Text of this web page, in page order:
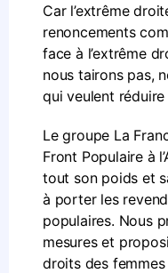
Car l’extrême
renoncements
face à l’extrême
nous tairons pas,
qui veulent
Le groupe La
Front Populaire à
tout son poids et
à porter les
populaires. Nous
mesures et
droits des